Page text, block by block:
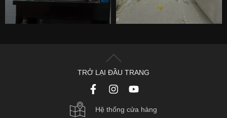
TRỞ LẠI ĐẦU TRANG
Hệ thống cửa hàng